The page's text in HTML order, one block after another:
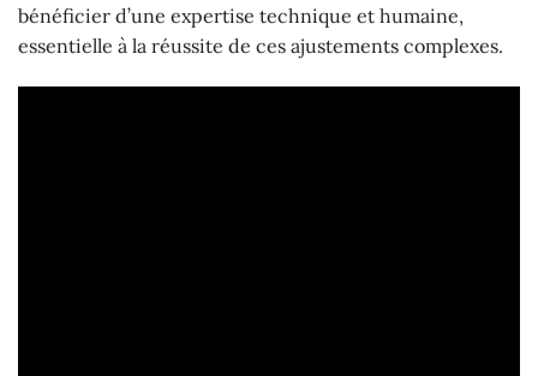
bénéficier d’une expertise technique et humaine,
essentielle à la réussite de ces ajustements complexes.